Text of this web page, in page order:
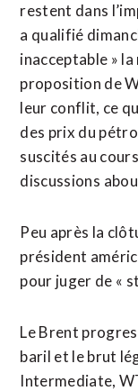
restent dans
a qualifié
inacceptable »
proposition ​de
‌leur conflit, ce
des prix du
suscités ​au
discussions
Peu après la
président
pour juger de «
Le ‌Brent
baril et ‌le brut
Intermediate,